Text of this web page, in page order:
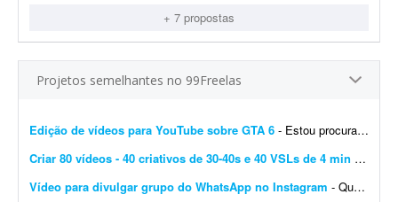
+ 7 propostas
Projetos semelhantes no 99Freelas
Edição de vídeos para YouTube sobre GTA 6 - Estou procurando um editor de vídeo para editar vídeos longos para YouTube, mais especificamente sobre GTA 6. A edição não precisa ser muito sofisticada. Procuro...
Criar 80 vídeos - 40 criativos de 30-40s e 40 VSLs de 4 min
Vídeo para divulgar grupo do WhatsApp no Instagram - Quero um vídeo para divulgar meu grupo do WhatsApp. Vou passar como quero que fique, pois são muitas informações e fornecerei todas as instruções necess&aa...